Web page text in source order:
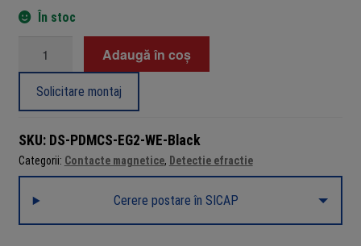
În stoc
magnetic
PRO
868Mhz,
HIKVISION
Adaugă în coș
Solicitare montaj
SKU: DS-PDMCS-EG2-WE-Black
Categorii: Contacte magnetice, Detectie efractie
Cerere postare în SICAP